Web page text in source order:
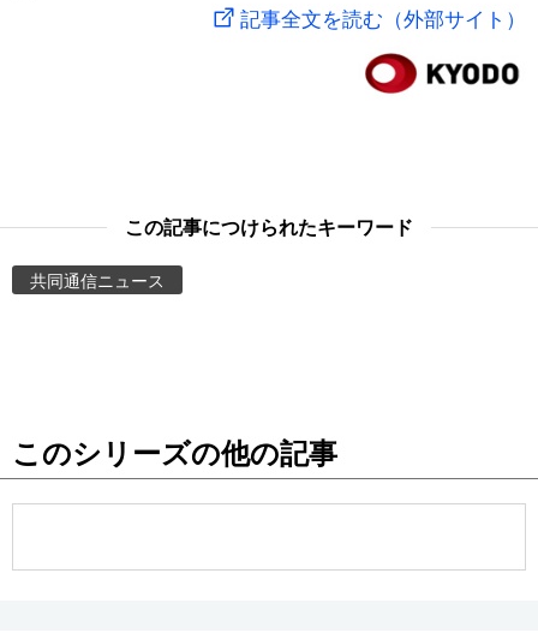
People
記事全文を読む（外部サイト）
この記事につけられたキーワード
共同通信ニュース
このシリーズの他の記事